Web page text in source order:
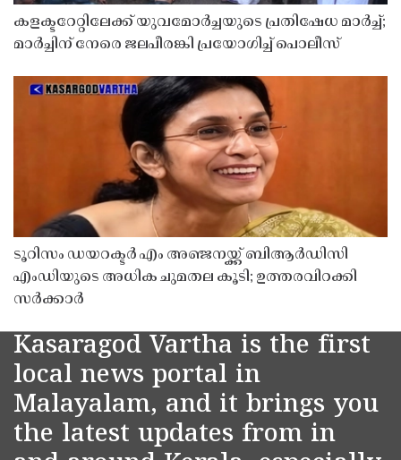
കളക്ടറേറ്റിലേക്ക് യുവമോർച്ചയുടെ പ്രതിഷേധ മാർച്ച്;
മാർച്ചിന് നേരെ ജലപീരങ്കി പ്രയോഗിച്ച് പൊലീസ്
ടൂറിസം ഡയറക്ടർ എം അഞ്ജനയ്ക്ക് ബിആർഡിസി
എംഡിയുടെ അധിക ചുമതല കൂടി; ഉത്തരവിറക്കി
സർക്കാർ
Kasaragod Vartha is the first
local news portal in
Malayalam, and it brings you
the latest updates from in